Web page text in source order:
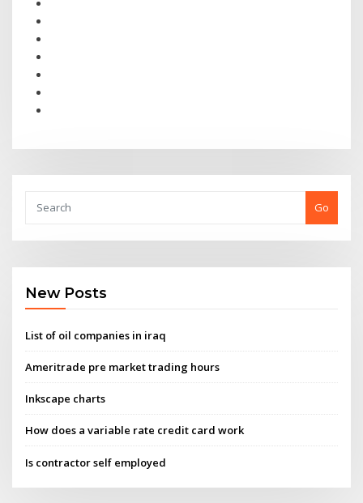
Go
New Posts
List of oil companies in iraq
Ameritrade pre market trading hours
Inkscape charts
How does a variable rate credit card work
Is contractor self employed